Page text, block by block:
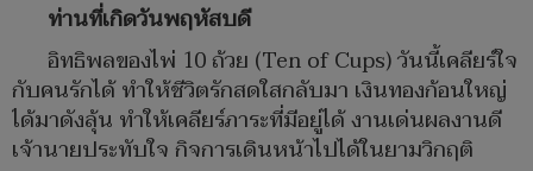
ท่านที่เกิดวันพฤหัสบดี
อิทธิพลของไพ่ 10 ถ้วย (Ten of Cups) วันนี้เคลียร์ใจ
กับคนรักได้ ทำให้ชีวิตรักสดใสกลับมา เงินทองก้อนใหญ่
ได้มาดังลุ้น ทำให้เคลียร์ภาระที่มีอยู่ได้ งานเด่นผลงานดี
เจ้านายประทับใจ กิจการเดินหน้าไปได้ในยามวิกฤติ